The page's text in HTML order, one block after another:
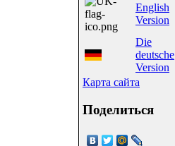
English
Version
Die
deutsche
Version
Карта сайта
Поделиться